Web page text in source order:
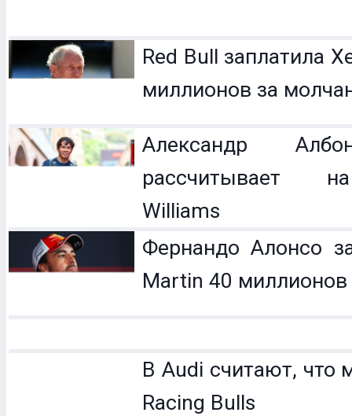
Red Bull заплатила
миллионов за
Александр
рассчитывает
Williams
Фернандо Алонсо
Martin 40 миллионов
В Audi считают, что
Racing Bulls